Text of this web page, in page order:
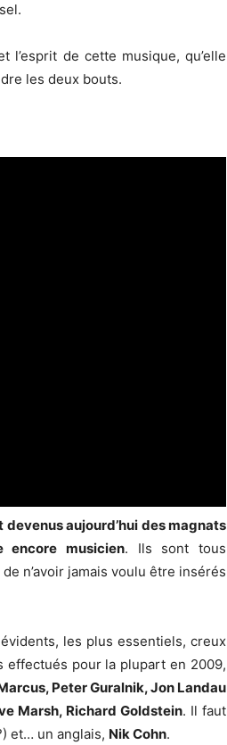
de cette musique, qu’elle
les deux bouts.
aujourd’hui des magnats
encore musicien. Ils sont tous
n’avoir jamais voulu être insérés
les plus essentiels, creux
pour la plupart en 2009,
Peter Guralnik, Jon Landau
Marsh, Richard Goldstein. Il faut
et… un anglais, Nik Cohn.